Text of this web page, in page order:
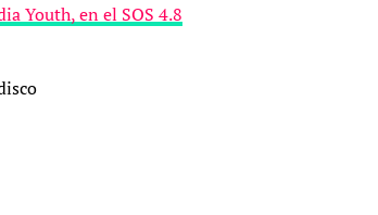
Youth, en el SOS 4.8